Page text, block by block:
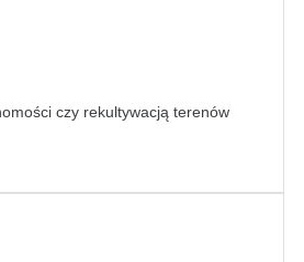
czy rekultywacją terenów